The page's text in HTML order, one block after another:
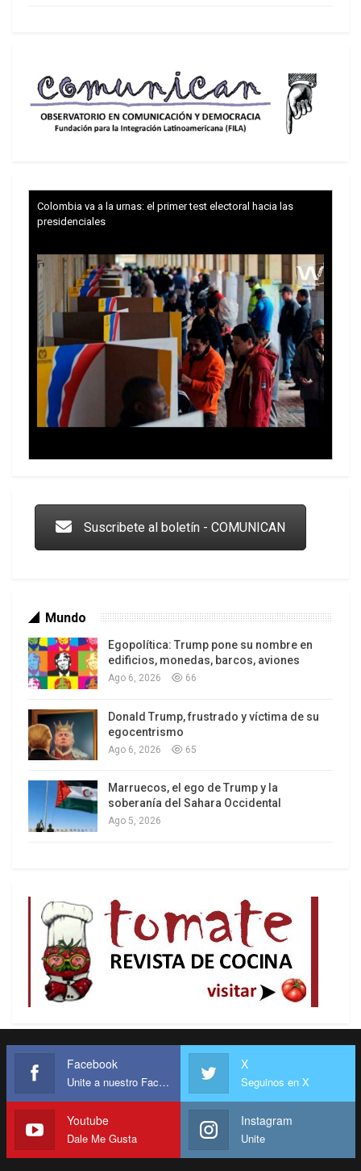
Colombia va a la urnas: el primer test electoral hacia las
presidenciales
Los latinos le van dando la espalda a Trump
Suscribete al boletín - COMUNICAN
Mundo
Egopolítica: Trump pone su nombre en
edificios, monedas, barcos, aviones
Ago 6, 2026 66
Donald Trump, frustrado y víctima de su
egocentrismo
Ago 6, 2026 65
Marruecos, el ego de Trump y la
soberanía del Sahara Occidental
Ago 5, 2026
Facebook
Unite a nuestro Facebook
X
Seguinos en X
Youtube
Dale Me Gusta
Instagram
Unite